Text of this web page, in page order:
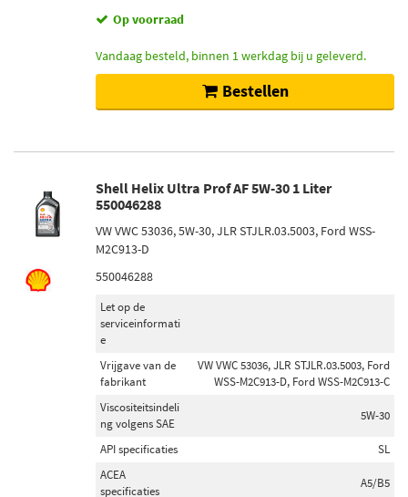
Op voorraad
Vandaag besteld, binnen 1 werkdag bij u geleverd.
Bestellen
Shell Helix Ultra Prof AF 5W-30 1 Liter
550046288
VW VWC 53036, 5W-30, JLR STJLR.03.5003, Ford WSS-
M2C913-D
550046288
Let op de
serviceinformati
e
Vrijgave van de
fabrikant
VW VWC 53036, JLR STJLR.03.5003, Ford
WSS-M2C913-D, Ford WSS-M2C913-C
Viscositeitsindeli
ng volgens SAE
5W-30
API specificaties
SL
ACEA
specificaties
A5/B5